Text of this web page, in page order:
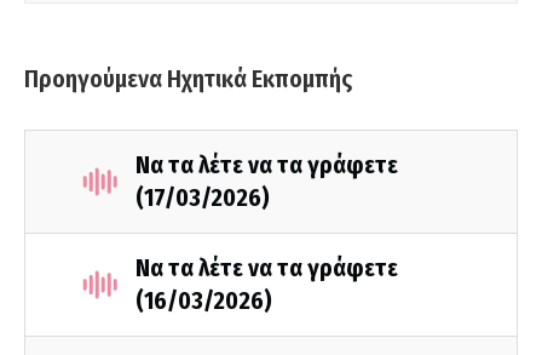
Προηγούμενα Ηχητικά Εκπομπής
Να τα λέτε να τα γράφετε
(17/03/2026)
Να τα λέτε να τα γράφετε
(16/03/2026)